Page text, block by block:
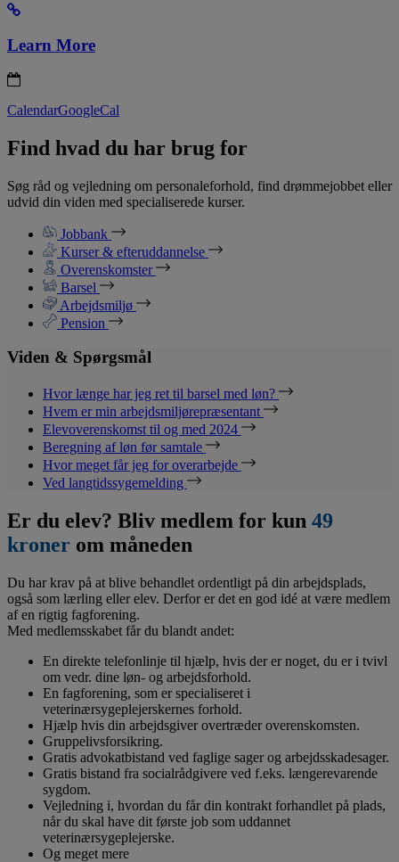
Learn More
CalendarGoogleCal
Find hvad du har brug for
Søg råd og vejledning om personaleforhold, find drømmejobbet eller
udvid din viden med specialiserede kurser.
Jobbank
Kurser & efteruddannelse
Overenskomster
Barsel
Arbejdsmiljø
Pension
Viden & Spørgsmål
Hvor længe har jeg ret til barsel med løn?
Hvem er min arbejdsmiljørepræsentant
Elevoverenskomst til og med 2024
Beregning af løn før samtale
Hvor meget får jeg for overarbejde
Ved langtidssygemelding
Er du elev? Bliv medlem for kun 49
kroner om måneden
Du har krav på at blive behandlet ordentligt på din arbejdsplads,
også som lærling eller elev. Derfor er det en god idé at være medlem
af en rigtig fagforening.
Med medlemsskabet får du blandt andet:
En direkte telefonlinje til hjælp, hvis der er noget, du er i tvivl
om vedr. dine løn- og arbejdsforhold.
En fagforening, som er specialiseret i
veterinærsygeplejerskernes forhold.
Hjælp hvis din arbejdsgiver overtræder overenskomsten.
Gruppelivsforsikring.
Gratis advokatbistand ved faglige sager og arbejdsskadesager.
Gratis bistand fra socialrådgivere ved f.eks. længerevarende
sygdom.
Vejledning i, hvordan du får din kontrakt forhandlet på plads,
når du skal have dit første job som uddannet
veterinærsygeplejerske.
Og meget mere